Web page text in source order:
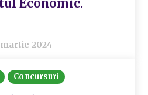
Economic.
martie 2024
Concursuri